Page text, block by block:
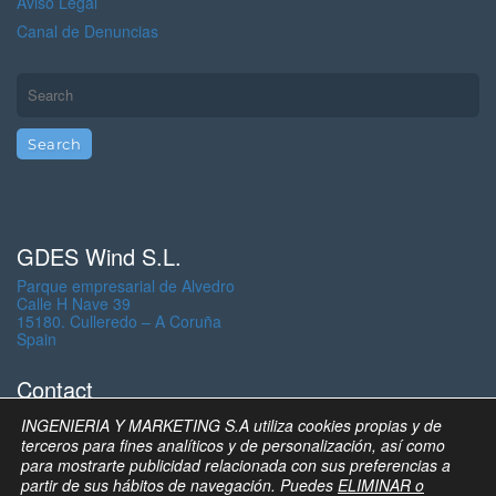
Canal de Denuncias
GDES Wind S.L.
Parque empresarial de Alvedro
Calle H Nave 39
15180. Culleredo – A Coruña
Spain
Contact
info.wind@gdes.com
rrhh.wind@gdes.com
INGENIERIA Y MARKETING S.A utiliza cookies propias y de
terceros para fines analíticos y de personalización, así como
para mostrarte publicidad relacionada con sus preferencias a
partir de sus hábitos de navegación. Puedes ELIMINAR o